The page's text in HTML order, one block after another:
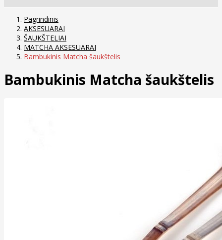
Pagrindinis
AKSESUARAI
ŠAUKŠTELIAI
MATCHA AKSESUARAI
Bambukinis Matcha šaukštelis
Bambukinis Matcha šaukštelis